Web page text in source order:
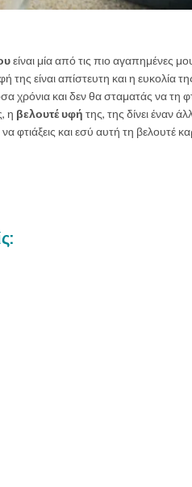
είναι μία από τις πιο αγαπημένες
είναι απίστευτη και η ευκολία
χρόνια και δεν θα σταματάς να τη
η βελουτέ υφή της, της δίνει έναν
φτιάξεις και εσύ αυτή τη βελουτέ